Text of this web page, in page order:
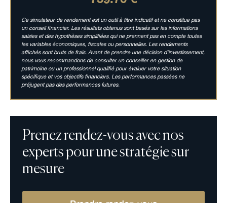
Ce simulateur de rendement est un outil à titre indicatif et ne constitue pas
un conseil financier. Les résultats obtenus sont basés sur les informations
saisies et des hypothèses simplifiées qui ne prennent pas en compte toutes
les variables économiques, fiscales ou personnelles. Les rendements
affichés sont bruts de frais. Avant de prendre une décision d'investissement,
nous vous recommandons de consulter un conseiller en gestion de
patrimoine ou un professionnel qualifié pour évaluer votre situation
spécifique et vos objectifs financiers. Les performances passées ne
préjugent pas des performances futures.
Prenez rendez-vous avec nos
experts pour une stratégie sur
mesure